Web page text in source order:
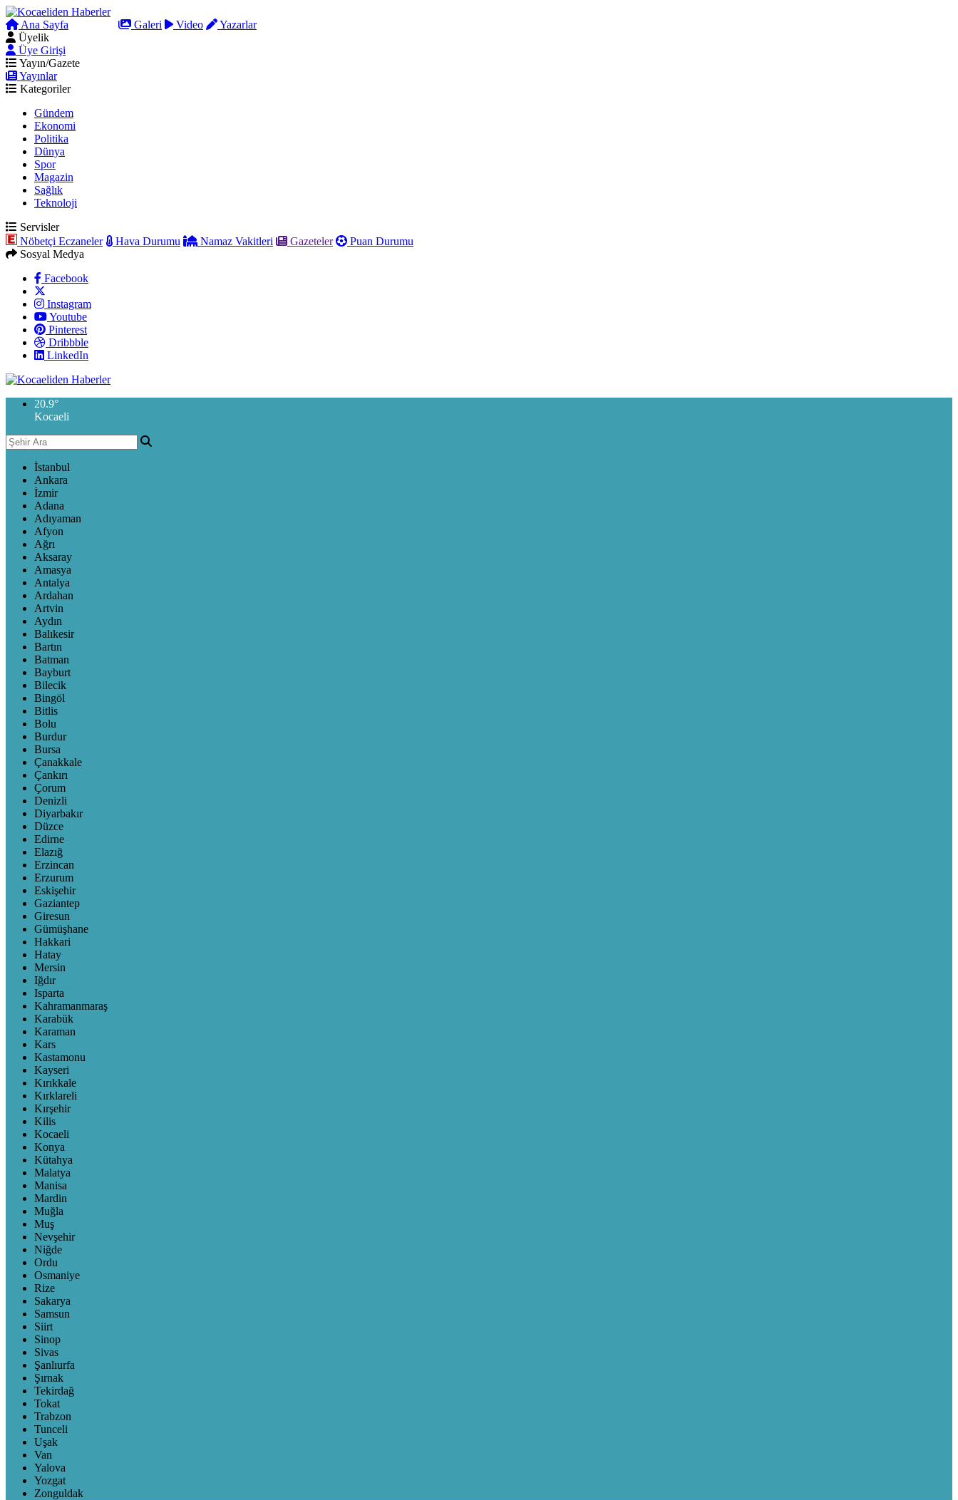
Ana Sayfa Galeri Video
Yazarlar
Üyelik
Üye Girişi
Yayın/Gazete
Yayınlar
Kategoriler
Gündem
Ekonomi
Politika
Dünya
Spor
Magazin
Sağlık
Teknoloji
Servisler
Nöbetçi Eczaneler
Hava Durumu Namaz Vakitleri Gazeteler
Puan Durumu
Sosyal Medya
Facebook
Instagram
Youtube
Pinterest
Dribbble
LinkedIn
20.9°
Kocaeli
İstanbul
Ankara
İzmir
Adana
Adıyaman
Afyon
Ağrı
Aksaray
Amasya
Antalya
Ardahan
Artvin
Aydın
Balıkesir
Bartın
Batman
Bayburt
Bilecik
Bingöl
Bitlis
Bolu
Burdur
Bursa
Çanakkale
Çankırı
Çorum
Denizli
Diyarbakır
Düzce
Edirne
Elazığ
Erzincan
Erzurum
Eskişehir
Gaziantep
Giresun
Gümüşhane
Hakkari
Hatay
Mersin
Iğdır
Isparta
Kahramanmaraş
Karabük
Karaman
Kars
Kastamonu
Kayseri
Kırıkkale
Kırklareli
Kırşehir
Kilis
Kocaeli
Konya
Kütahya
Malatya
Manisa
Mardin
Muğla
Muş
Nevşehir
Niğde
Ordu
Osmaniye
Rize
Sakarya
Samsun
Siirt
Sinop
Sivas
Şanlıurfa
Şırnak
Tekirdağ
Tokat
Trabzon
Tunceli
Uşak
Van
Yalova
Yozgat
Zonguldak